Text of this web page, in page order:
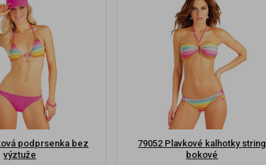
podprsenka bez
výztuže
79052 Plavkové kalhotky string
bokové